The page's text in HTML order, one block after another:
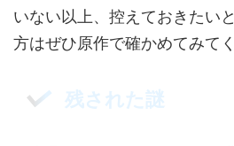
いない以上、控えておきたい
方はぜひ原作で確かめてみてく
残された謎